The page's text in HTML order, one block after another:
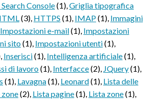
Console(1),Griglia tipografica
(3), HTTPS (1), IMAP(1), Immagini
Impostazioni e-mail(1), Impostazioni
sito(1), Impostazioni utenti(1),
, Inserisci(1), Intelligenza artificiale(1),
di lavoro(1), Interfacce(2), JQuery(1),
(1), Lavagna(1), Leonard(1), Lista delle
(2), Lista pagine(1), Lista zone(1),